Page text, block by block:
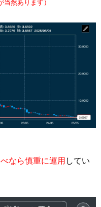
然あります）
なら慎重に運用 してい